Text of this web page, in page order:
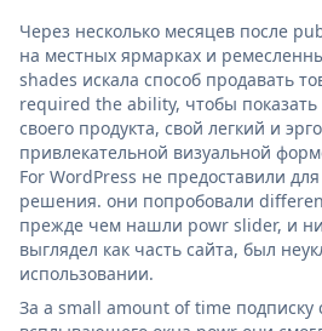
Через несколько месяцев после
на местных ярмарках и
shades искала способ продавать
required the ability, чтобы показать
своего продукта, свой легкий и
привлекательной визуальной
For WordPress не предоставили для
решения. они попробовали
прежде чем нашли powr slider, и
выглядел как часть сайта, был
использовании.
За a small amount of time